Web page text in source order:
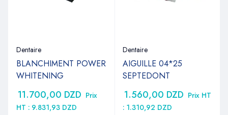
Dentaire
BLANCHIMENT POWER
WHITENING
11.700,00 DZD Prix
HT : 9.831,93 DZD
Dentaire
AIGUILLE 04*25
SEPTEDONT
1.560,00 DZD Prix HT
: 1.310,92 DZD